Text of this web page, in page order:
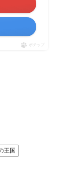
ポチップ
王国